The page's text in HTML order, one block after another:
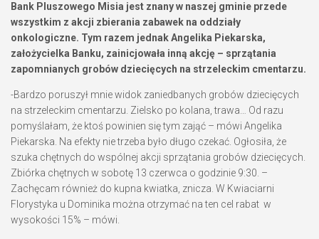
Bank Pluszowego Misia jest znany w naszej gminie przede
wszystkim z akcji zbierania zabawek na oddziały
onkologiczne. Tym razem jednak Angelika Piekarska,
założycielka Banku, zainicjowała inną akcję – sprzątania
zapomnianych grobów dziecięcych na strzeleckim cmentarzu.
-Bardzo poruszył mnie widok zaniedbanych grobów dziecięcych
na strzeleckim cmentarzu. Zielsko po kolana, trawa… Od razu
pomyślałam, że ktoś powinien się tym zająć – mówi Angelika
Piekarska. Na efekty nie trzeba było długo czekać. Ogłosiła, że
szuka chętnych do wspólnej akcji sprzątania grobów dziecięcych.
Zbiórka chętnych w sobotę 13 czerwca o godzinie 9:30. –
Zachęcam również do kupna kwiatka, znicza. W Kwiaciarni
Florystyka u Dominika można otrzymać na ten cel rabat w
wysokości 15% – mówi.